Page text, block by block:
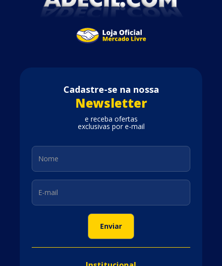
Cadastre-se na nossa
Newsletter
e receba ofertas
exclusivas por e-mail